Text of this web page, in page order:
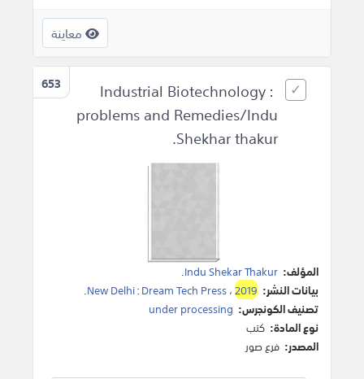
معاينة
653
Industrial Biotechnology :
problems and Remedies/Indu
Shekhar thakur.
المؤلف: Indu Shekar Thakur
.
بيانات النشر:
New Delhi:Dream Tech Press،2019
.
تصنيف الكونجرس: under processing
نوع المادة: كتب
المصدر: فرع صور